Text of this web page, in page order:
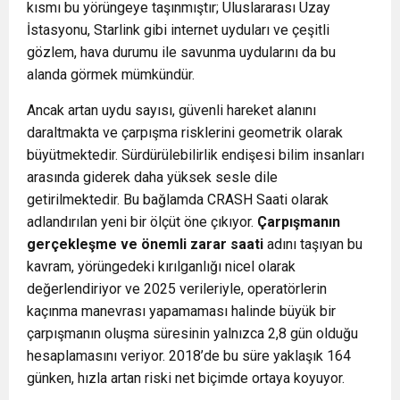
kısmı bu yörüngeye taşınmıştır; Uluslararası Uzay
İstasyonu, Starlink gibi internet uyduları ve çeşitli
gözlem, hava durumu ile savunma uydularını da bu
alanda görmek mümkündür.
Ancak artan uydu sayısı, güvenli hareket alanını
daraltmakta ve çarpışma risklerini geometrik olarak
büyütmektedir. Sürdürülebilirlik endişesi bilim insanları
arasında giderek daha yüksek sesle dile
getirilmektedir. Bu bağlamda CRASH Saati olarak
adlandırılan yeni bir ölçüt öne çıkıyor. Çarpışmanın
gerçekleşme ve önemli zarar saati adını taşıyan bu
kavram, yörüngedeki kırılganlığı nicel olarak
değerlendiriyor ve 2025 verileriyle, operatörlerin
kaçınma manevrası yapamaması halinde büyük bir
çarpışmanın oluşma süresinin yalnızca 2,8 gün olduğu
hesaplamasını veriyor. 2018’de bu süre yaklaşık 164
günken, hızla artan riski net biçimde ortaya koyuyor.